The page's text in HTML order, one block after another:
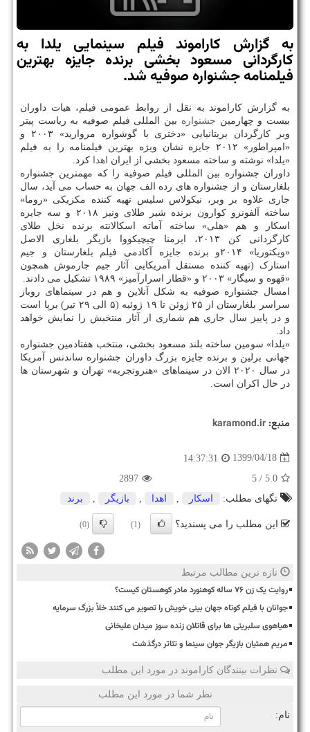
به گزارش كاراموند فیلم سینمایی یلدا به
كارگردانی مسعود بخشی برنده جایزه بهترین
فیلمنامه جشنواره صوفیه شد.
به گزارش کاراموند به نقل از روابط عمومی فیلم، هیات داوران
بیست و چهارمین جشنواره بین المللی فیلم صوفیه به ریاست پیتر
وبر کارگردان بریتانیایی «دختری با گوشواره مروارید» ۲۰۰۳ و
«امپراطور» ۲۰۱۲ جایزه نشان ویژه بهترین فیلمنامه را به فیلم
«یلدا» نوشته و ساخته مسعود بخشی از ایران اهدا کرد.
داوران جشنواره بین المللی فیلم صوفیه را که مهمترین جشنواره
بلغارستان و از جشنواره های رده الف جهان به حساب می آید، سال
جاری علاوه بر وبر، نیکولاس سلیس تهیه کننده مکزیکی «روما»
ساخته آلفونزو کوارون برنده شیر طلای ونیز ۲۰۱۸ و سه جایزه
اسکار و هم «هلی» ساخته آماته اسکالانته برنده نخل طلای
کارگردانی کن ۲۰۱۳، ایرمنا چیچیکووا بازیگر بلغاری الاصل
«ویکتوریا» ۲۰۱۴و برنده جایزه آکادمی فیلم بلغارستان و جیم
استارک (تهیه کننده مستقل آمریکایی آثار جیم جارموش همچون
«قهوه و سیگار» ۲۰۰۳ و «قطار اسرارآمیز» ۱۹۸۹ تشکیل می دادند.
امسال جشنواره صوفیه به شکل آنلاین و هم در سینماهای روباز
سراسر بلغارستان از ۲۵ ژوئن تا ۱۹ ژوئیه (۵ الی ۲۹ تیر) برپا است
و در پاییز سال جاری هم شماری از آثار منتخبش را نمایش خواهد
داد.
«یلدا» سومین ساخته بلند مسعود بخشی، منتخب هفتادمین جشنواره
جهانی برلین و برنده جایزه بزرگ داوران جشنواره ساندنس آمریکا
در سال ۲۰۲۰ الان در سینماهای «هنروتجربه» تهران و شهرستان ها
در حال اکران است.
منبع: karamond.ir
1399/04/18
14:37:31
5.0
/ 5
2897
تگهای مطلب:
اسكار , اهدا , بازیگر , برند
این مطلب را می پسندید؟ (1)
(0)
تازه ترین مطالب مرتبط
روایت یک زن ۷۶ ساله کوهنورد مادر کوهستان کیست؟
جوانان با فیلم کوتاه جهان بینی خویش را تصویر می کنند خلأ بزرگ سرمایه
هیاهوی سلبریتی ها برای قاتلان زنده سوز میدان علیخانی
مریم همتیان بازیگر جوان سینما و تئاتر درگذشت
نظرات بینندگان کاراموند در مورد این مطلب
نظر شما در مورد این مطلب
نام: